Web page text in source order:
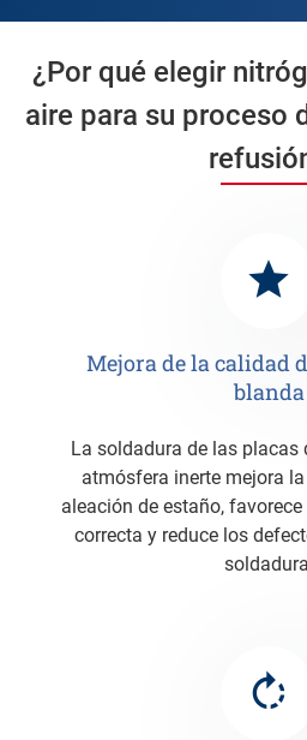
¿Por qué elegir
aire para su proceso
Mejora de la calidad
blanda
La soldadura de las placas que se producen en
atmósfera inerte mejora
aleación de estaño,
correcta y reduce los